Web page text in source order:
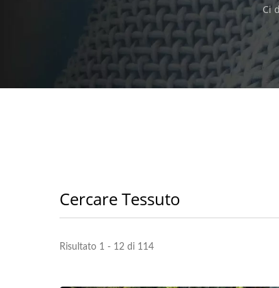
Ci
Cercare Tessuto
Risultato 1 - 12 di 114